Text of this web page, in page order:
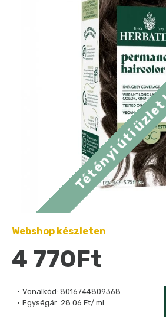
Tétényi
Vonalkód: 8016744809368
Egységár: 28.06 Ft/ ml
Webshop készleten
4 770Ft